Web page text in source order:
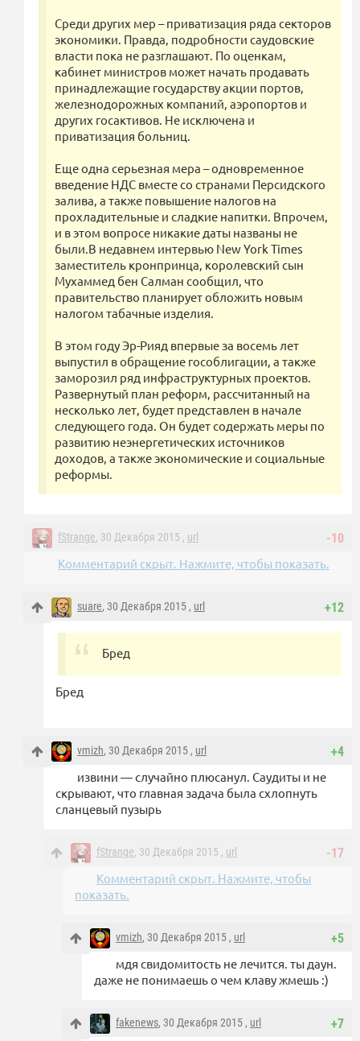
Среди других мер – приватизация ряда секторов
экономики. Правда, подробности саудовские
власти пока не разглашают. По оценкам,
кабинет министров может начать продавать
принадлежащие государству акции портов,
железнодорожных компаний, аэропортов и
других госактивов. Не исключена и
приватизация больниц.
Еще одна серьезная мера – одновременное
введение НДС вместе со странами Персидского
залива, а также повышение налогов на
прохладительные и сладкие напитки. Впрочем,
и в этом вопросе никакие даты названы не
были.В недавнем интервью New York Times
заместитель кронпринца, королевский сын
Мухаммед бен Салман сообщил, что
правительство планирует обложить новым
налогом табачные изделия.
В этом году Эр-Рияд впервые за восемь лет
выпустил в обращение гособлигации, а также
заморозил ряд инфраструктурных проектов.
Развернутый план реформ, рассчитанный на
несколько лет, будет представлен в начале
следующего года. Он будет содержать меры по
развитию неэнергетических источников
доходов, а также экономические и социальные
реформы.
-10
fStrange, 30 Декабря 2015 , url
Комментарий скрыт. Нажмите, чтобы показать.
+12
suare, 30 Декабря 2015 , url
Бред
Бред
+4
vmizh, 30 Декабря 2015 , url
извини — случайно плюсанул. Саудиты и не
скрывают, что главная задача была схлопнуть
сланцевый пузырь
-17
fStrange, 30 Декабря 2015 , url
Комментарий скрыт. Нажмите, чтобы
показать.
+5
vmizh, 30 Декабря 2015 , url
мдя свидомитость не лечится. ты даун.
даже не понимаешь о чем клаву жмешь :)
+7
fakenews, 30 Декабря 2015 , url